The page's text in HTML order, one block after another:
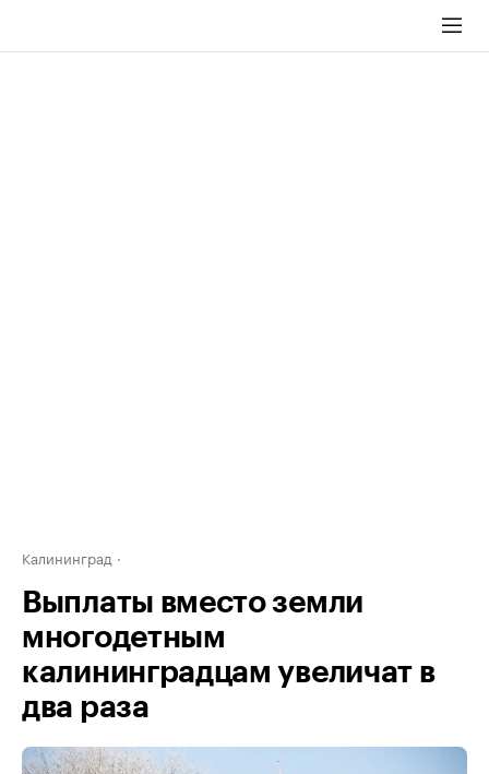
Калининград
Выплаты вместо земли
многодетным
калининградцам увеличат в
два раза